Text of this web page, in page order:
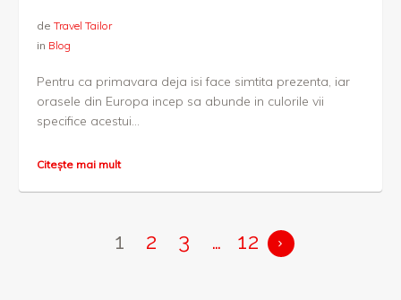
de Travel Tailor
in Blog
Pentru ca primavara deja isi face simtita prezenta, iar
orasele din Europa incep sa abunde in culorile vii
specifice acestui...
Citește mai mult
1 2 3 … 12